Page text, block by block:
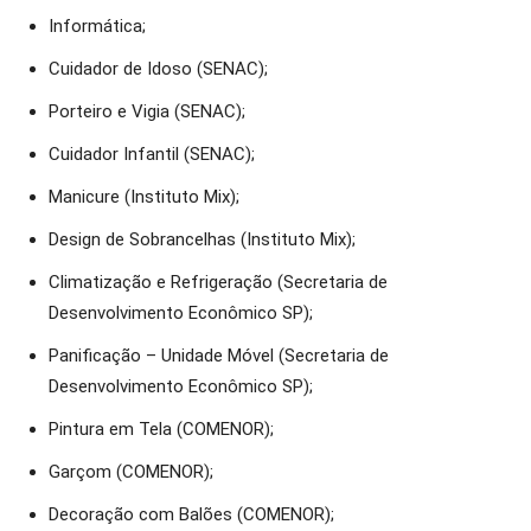
Informática;
Cuidador de Idoso (SENAC);
Porteiro e Vigia (SENAC);
Cuidador Infantil (SENAC);
Manicure (Instituto Mix);
Design de Sobrancelhas (Instituto Mix);
Climatização e Refrigeração (Secretaria de
Desenvolvimento Econômico SP);
Panificação – Unidade Móvel (Secretaria de
Desenvolvimento Econômico SP);
Pintura em Tela (COMENOR);
Garçom (COMENOR);
Decoração com Balões (COMENOR);